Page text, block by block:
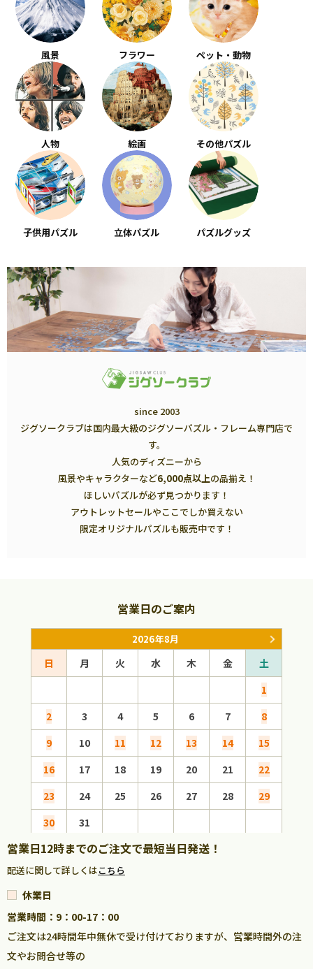
風景 フラワー ペット・動物
人物 絵画 その他パズル
子供用パズル 立体パズル パズルグッズ
since 2003
ジグソークラブは国内最大級のジグソーパズル・フレーム専門店で
す。
人気のディズニーから
風景やキャラクターなど6,000点以上の品揃え！
ほしいパズルが必ず見つかります！
アウトレットセールやここでしか買えない
限定オリジナルパズルも販売中です！
営業日のご案内
2026年8月
日 月 火 水 木 金
土
1
2
3 4 5 6 7
8
9
10 11 12 13 14
15
16
17 18 19 20 21
22
23
24 25 26 27 28
29
30
31
営業日12時までのご注文で最短当日発送！
配送に関して詳しくはこちら
休業日
営業時間：9：00-17：00
ご注文は24時間年中無休で受け付けておりますが、営業時間外の注
文やお問合せ等の